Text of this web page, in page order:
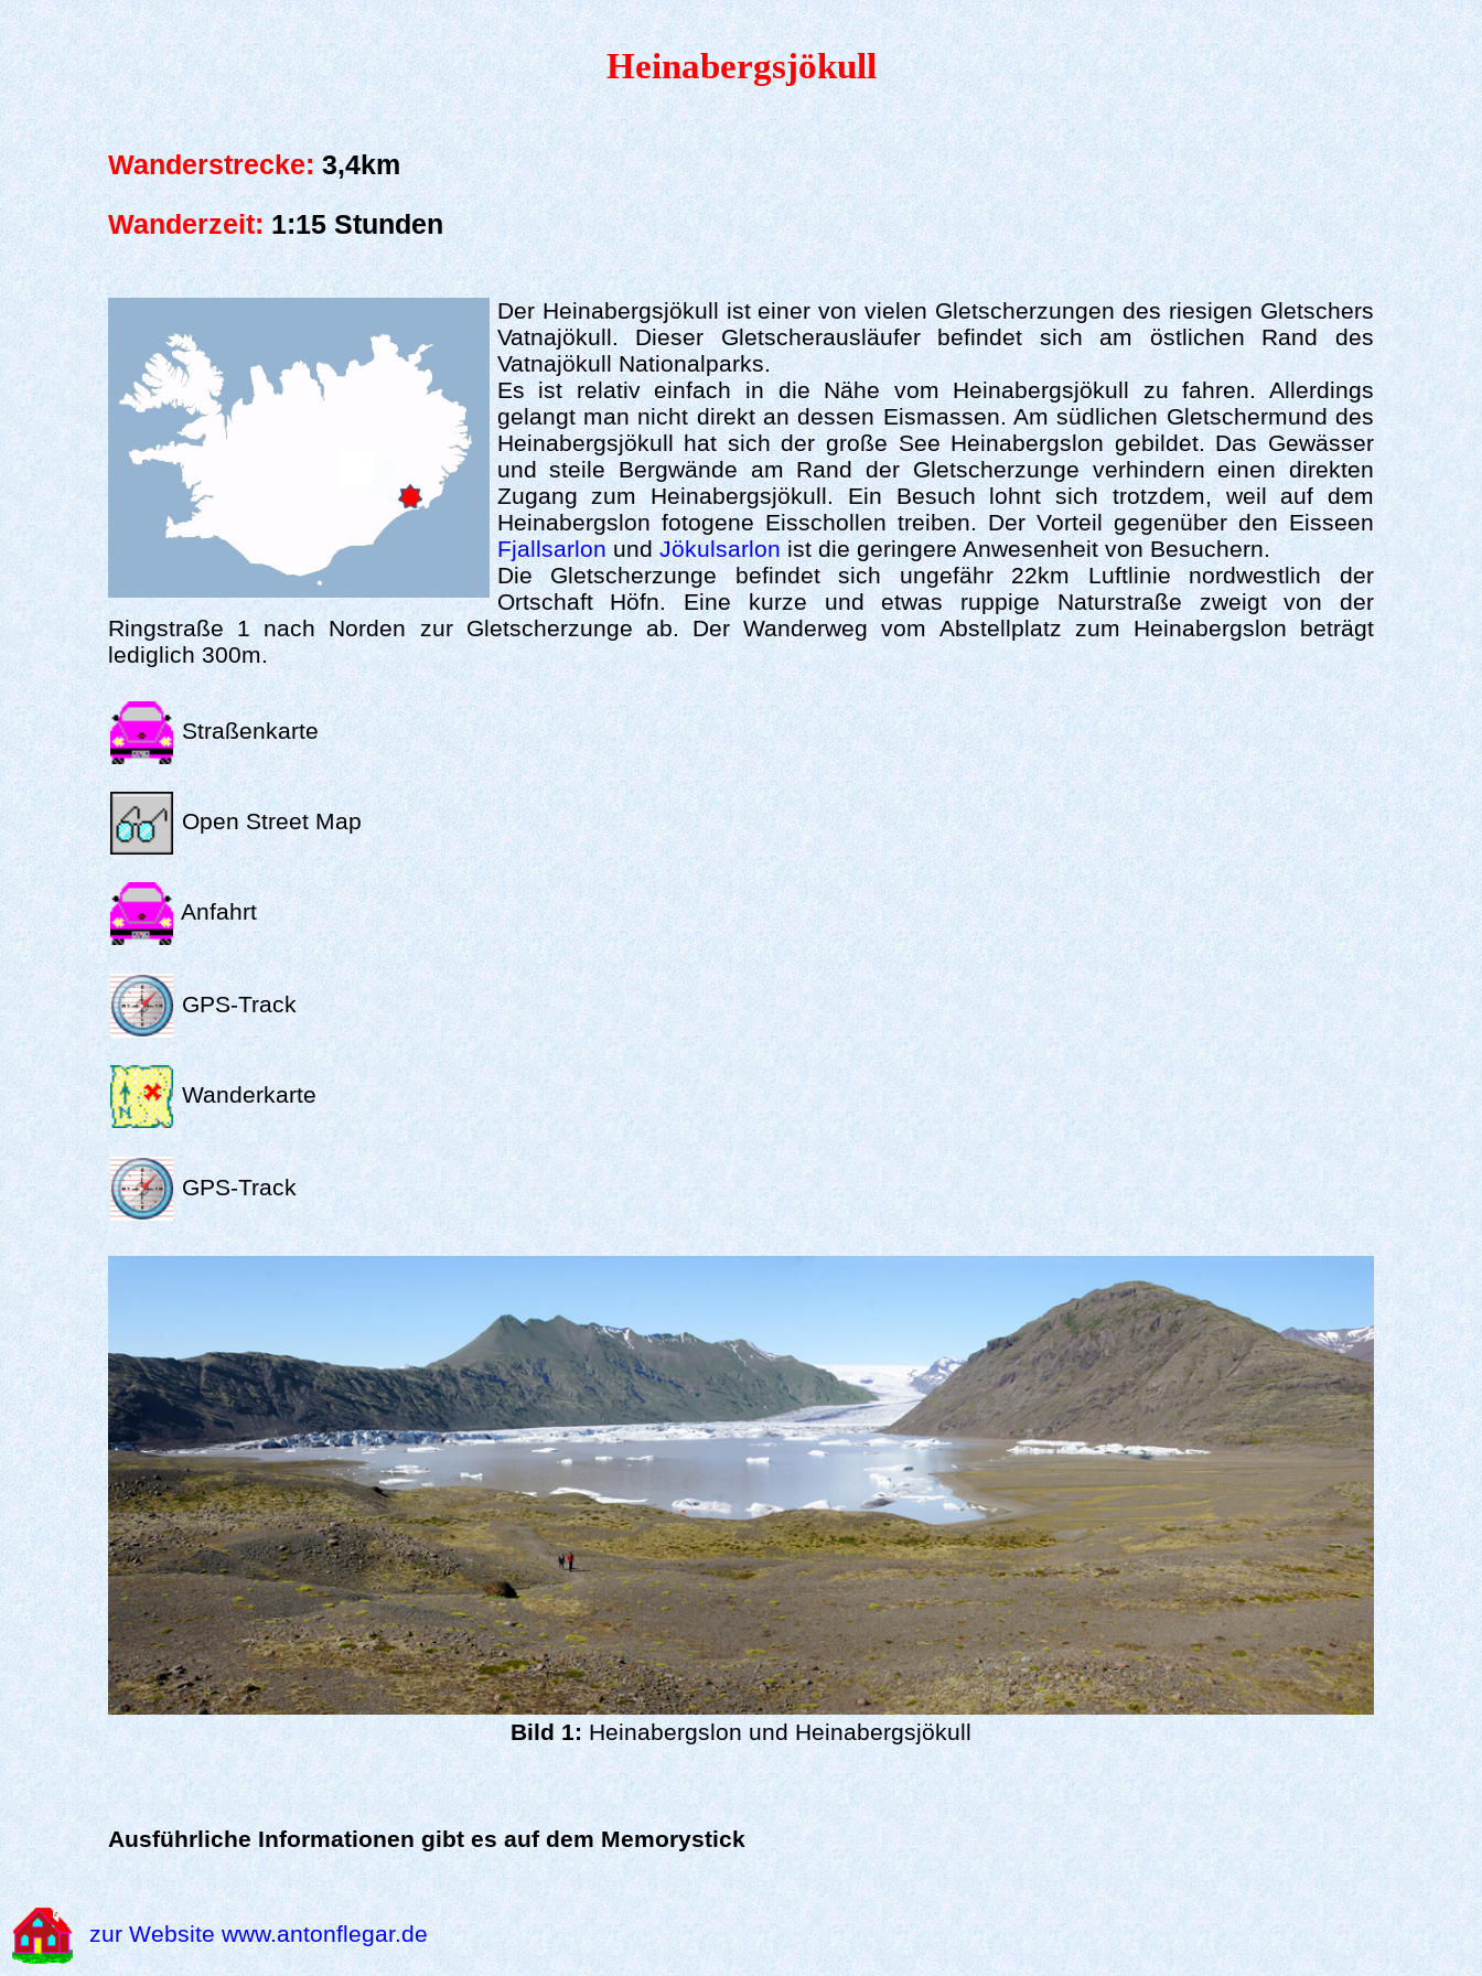
Heinabergsjökull
Wanderstrecke: 3,4km
Wanderzeit:1:15 Stunden
Der Heinabergsjökull ist einer von vielen Gletscherzungen des riesigen Gletschers
Vatnajökull. Dieser Gletscherausläufer befindet sich am östlichen Rand des
Vatnajökull Nationalparks.
Es ist relativ einfach in die Nähe vom Heinabergsjökull zu fahren. Allerdings
gelangt man nicht direkt an dessen Eismassen. Am südlichen Gletschermund des
Heinabergsjökull hat sich der große See Heinabergslon gebildet. Das Gewässer
und steile Bergwände am Rand der Gletscherzunge verhindern einen direkten
Zugang zum Heinabergsjökull. Ein Besuch lohnt sich trotzdem, weil auf dem
Heinabergslon fotogene Eisschollen treiben. Der Vorteil gegenüber den Eisseen
Fjallsarlon und Jökulsarlon ist die geringere Anwesenheit von Besuchern.
Die Gletscherzunge befindet sich ungefähr 22km Luftlinie nordwestlich der
Ortschaft Höfn. Eine kurze und etwas ruppige Naturstraße zweigt von der
Ringstraße 1 nach Norden zur Gletscherzunge ab. Der Wanderweg vom Abstellplatz zum Heinabergslon beträgt
lediglich 300m.
Straßenkarte
Open Street Map
Anfahrt
GPS-Track
Wanderkarte
GPS-Track
Bild 1: Heinabergslon und Heinabergsjökull
Ausführliche Informationen gibt es auf dem Memorystick
zur Website www.antonflegar.de